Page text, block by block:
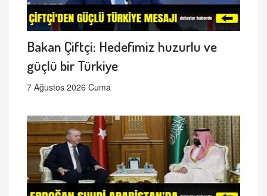
Bakan Çiftçi: Hedefimiz huzurlu ve
güçlü bir Türkiye
7 Ağustos 2026 Cuma